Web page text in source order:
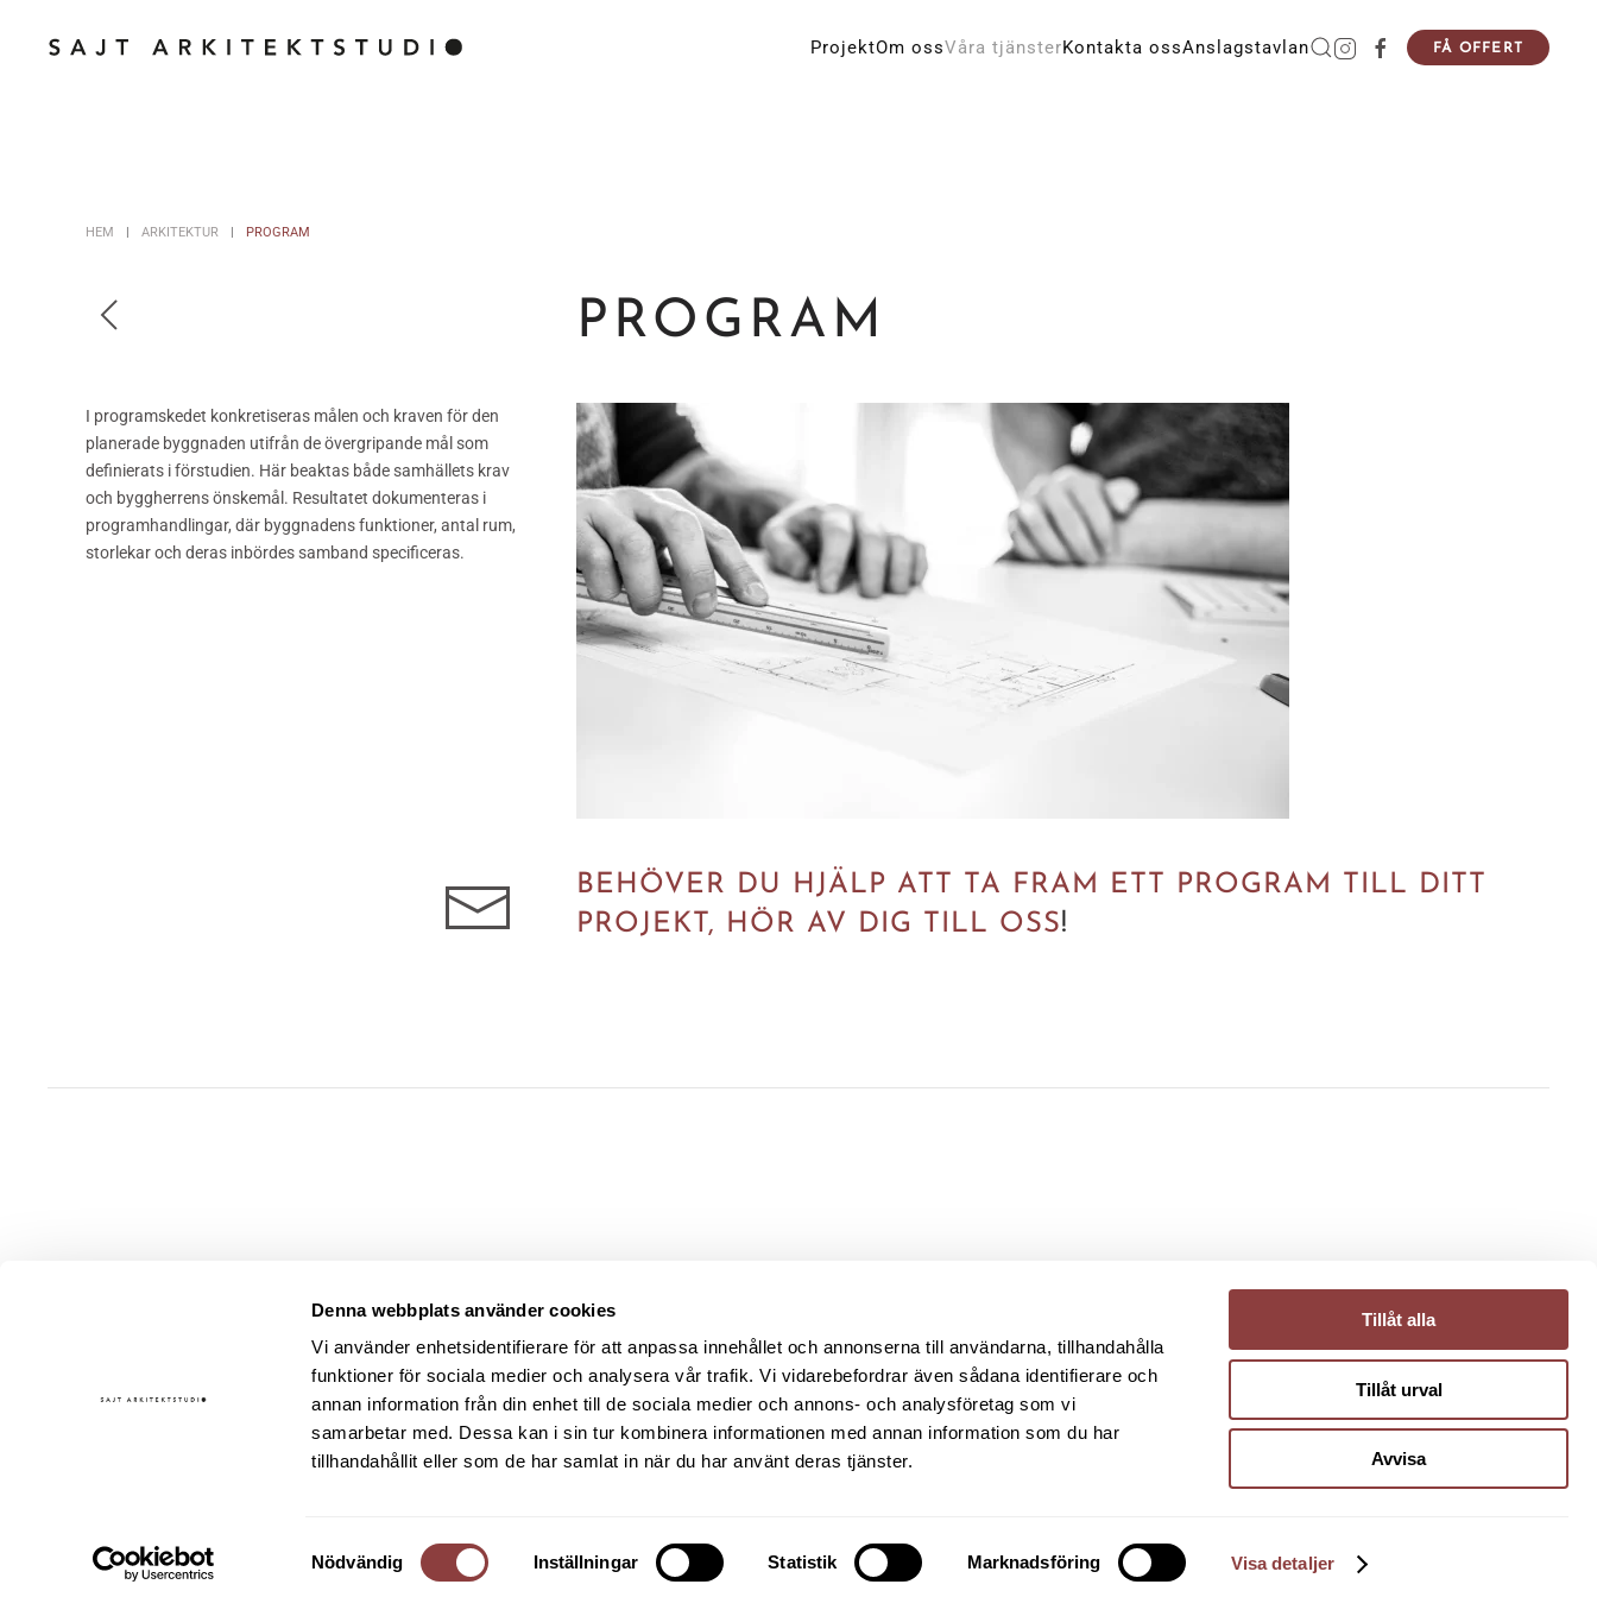
Denna webbplats använder cookies
Vi använder enhetsidentifierare för att anpassa innehållet och annonserna till användarna, tillhandahålla
funktioner för sociala medier och analysera vår trafik. Vi vidarebefordrar även sådana identifierare och
annan information från din enhet till de sociala medier och annons- och analysföretag som vi
samarbetar med. Dessa kan i sin tur kombinera informationen med annan information som du har
tillhandahållit eller som de har samlat in när du har använt deras tjänster.
Samtyckesval
Nödvändig Inställningar Statistik Marknadsföring Visa detaljer
Tillåt alla
Tillåt urval
Avvisa
ProjektOm ossVåra tjänsterKontakta ossAnslagstavlan FÅ OFFERT
HEM ARKITEKTUR PROGRAM
PROGRAM
I programskedet konkretiseras målen och kraven för den
planerade byggnaden utifrån de övergripande mål som
definierats i förstudien. Här beaktas både samhällets krav
och byggherrens önskemål. Resultatet dokumenteras i
programhandlingar, där byggnadens funktioner, antal rum,
storlekar och deras inbördes samband specificeras.
BEHÖVER DU HJÄLP ATT TA FRAM ETT PROGRAM TILL DITT
PROJEKT, HÖR AV DIG TILL OSS!
Storgatan 1
352 33 Växjö
0470 – 57 10 86
info@sajtarkitektstudio.se
Integritetspolicy
Anslagstavlan